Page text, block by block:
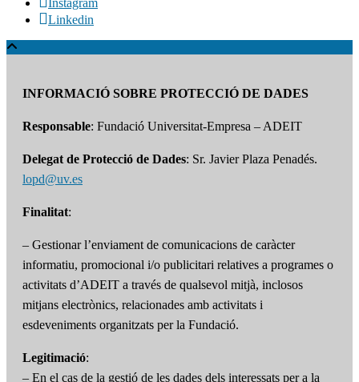
Linkedin
INFORMACIÓ SOBRE PROTECCIÓ DE DADES
Responsable: Fundació Universitat-Empresa – ADEIT
Delegat de Protecció de Dades: Sr. Javier Plaza Penadés.
lopd@uv.es
Finalitat:
– Gestionar l’enviament de comunicacions de caràcter
informatiu, promocional i/o publicitari relatives a programes o
activitats d’ADEIT a través de qualsevol mitjà, inclosos
mitjans electrònics, relacionades amb activitats i
esdeveniments organitzats per la Fundació.
Legitimació:
– En el cas de la gestió de les dades dels interessats per a la